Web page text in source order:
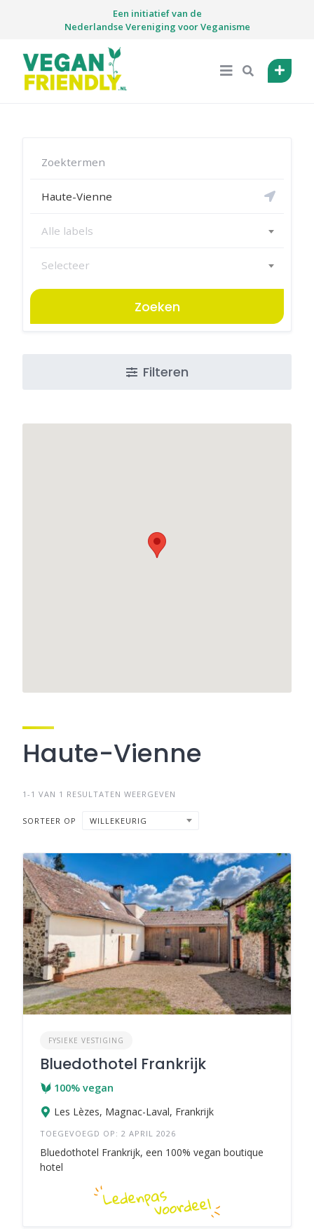
Een initiatief van de
Nederlandse Vereniging voor Veganisme
Alle labels
Selecteer
Zoeken
Filteren
Haute-Vienne
1-1 VAN 1 RESULTATEN WEERGEVEN
SORTEER OP WILLEKEURIG
FYSIEKE VESTIGING
Bluedothotel Frankrijk
100% vegan
Les Lèzes, Magnac-Laval, Frankrijk
TOEGEVOEGD OP: 2 APRIL 2026
Bluedothotel Frankrijk, een 100% vegan boutique
hotel